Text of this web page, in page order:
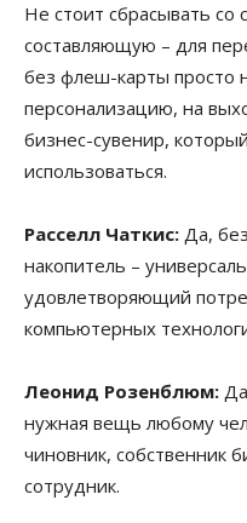
Не стоит сбрасывать со
составляющую – для
без флеш-карты просто
персонализацию, на
бизнес-сувенир,
использоваться.
Расселл Чаткис: Да,
накопитель –
удовлетворяющий
компьютерных
Леонид Розенблюм:
нужная вещь любому
чиновник, собственник
сотрудник.